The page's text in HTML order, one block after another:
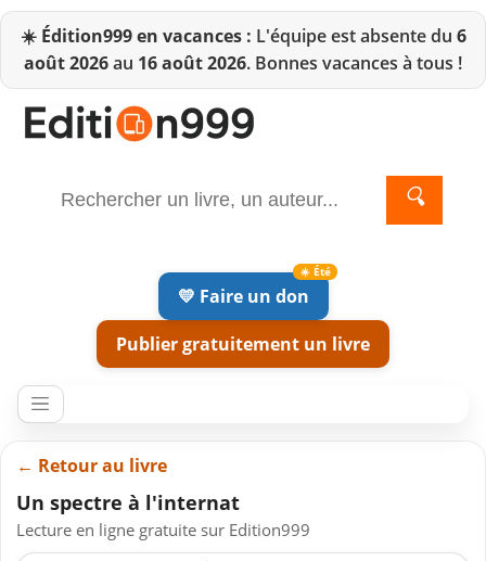
☀️ Édition999 en vacances : L'équipe est absente du 6
août 2026au 16 août 2026. Bonnes vacances à tous !
🔍
💛 Faire un don
Publier gratuitement un livre
← Retour au livre
Un spectre à l'internat
Lecture en ligne gratuite sur Edition999